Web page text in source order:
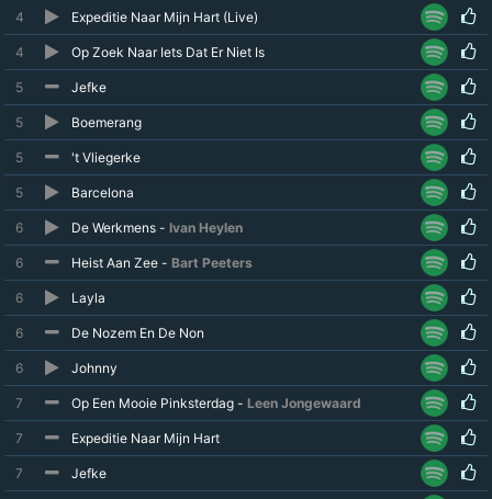
4
Expeditie Naar Mijn Hart (Live)
4 Op Zoek Naar Iets Dat Er Niet Is
5 Jefke
5 Boemerang
5 't Vliegerke
5 Barcelona
6 De Werkmens - Ivan Heylen
6 Heist Aan Zee - Bart Peeters
6 Layla
6 De Nozem En De Non
6 Johnny
7 Op Een Mooie Pinksterdag - Leen Jongewaard
7 Expeditie Naar Mijn Hart
7 Jefke